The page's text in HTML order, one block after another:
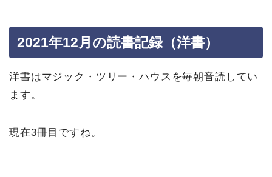
2021年12月の読書記録（洋書）
洋書はマジック・ツリー・ハウスを毎朝音読してい
ます。
現在3冊目ですね。